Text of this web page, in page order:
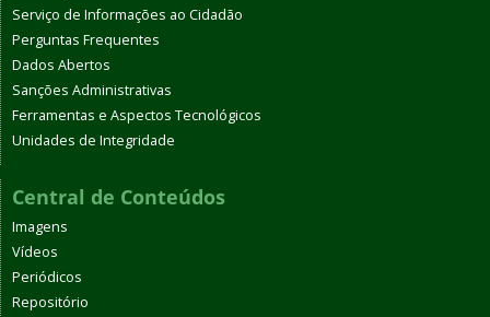
Serviço de Informações ao Cidadão
Perguntas Frequentes
Dados Abertos
Sanções Administrativas
Ferramentas e Aspectos Tecnológicos
Unidades de Integridade
Central de Conteúdos
Imagens
Vídeos
Periódicos
Repositório